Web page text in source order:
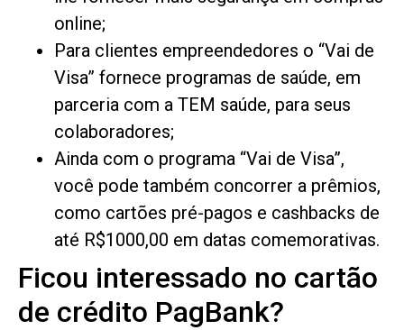
online;
Para clientes empreendedores o “Vai de
Visa” fornece programas de saúde, em
parceria com a TEM saúde, para seus
colaboradores;
Ainda com o programa “Vai de Visa”,
você pode também concorrer a prêmios,
como cartões pré-pagos e cashbacks de
até R$1000,00 em datas comemorativas.
Ficou interessado no cartão
de crédito PagBank?